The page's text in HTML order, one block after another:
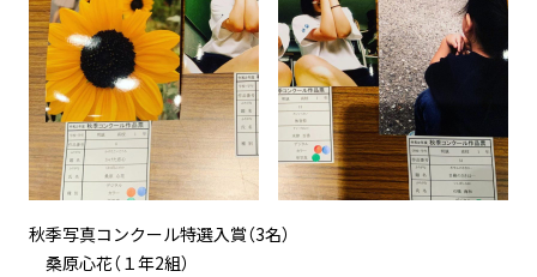
秋季写真コンクール特選入賞（3名）
桑原心花（１年2組）